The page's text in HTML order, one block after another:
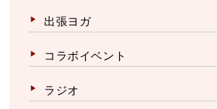
出張ヨガ
コラボイベント
ラジオ